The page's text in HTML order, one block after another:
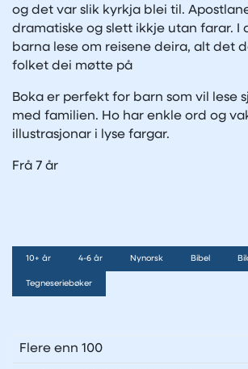
og det var slik kyrkja blei til.
dramatiske og slett ikkje utan farar. I
barna lese om reisene deira, alt det
folket dei møtte på
Boka er perfekt for barn som vil lese
med familien. Ho har enkle ord og
illustrasjonar i lyse fargar.
Frå 7 år
10+ år 4-6 år Nynorsk Bibel
Tegneseriebøker
Flere enn 100